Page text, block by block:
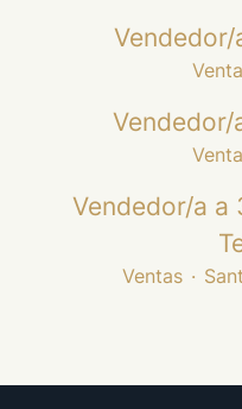
Vendedor/
Vendedor/a a
Ventas ·